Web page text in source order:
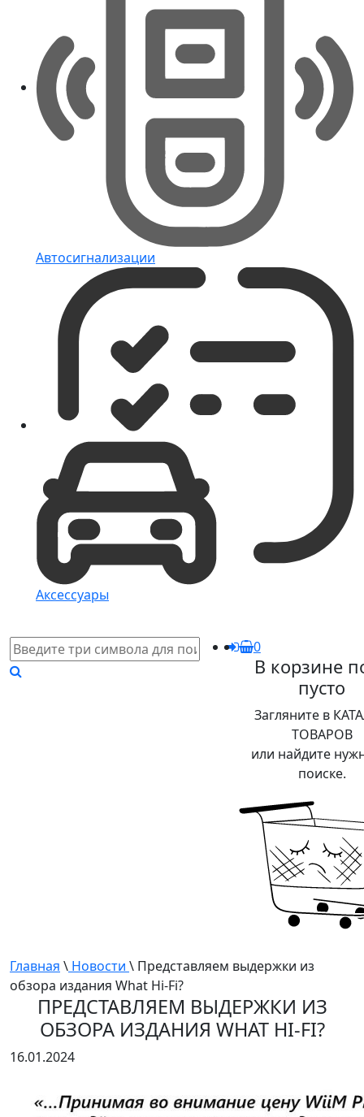
Автосигнализации
Аксессуары
0
В корзине
пусто
Загляните в
ТОВАРОВ
или найдите
поиске.
Главная \ Новости \ Представляем выдержки из
обзора издания What Hi-Fi?
ПРЕДСТАВЛЯЕМ ВЫДЕРЖКИ ИЗ
ОБЗОРА ИЗДАНИЯ WHAT HI-FI?
16.01.2024